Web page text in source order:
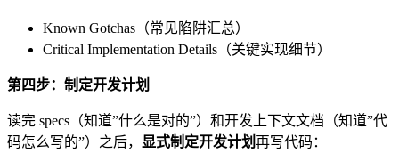
Known Gotchas（常见陷阱汇总）
Critical Implementation Details（关键实现细节）
第四步：制定开发计划
读完 specs（知道”什么是对的”）和开发上下文文档（知道”代
码怎么写的”）之后，
显式制定开发计划再写代码：